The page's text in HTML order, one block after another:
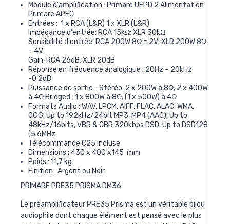
Module d'amplification : Primare UFPD 2 Alimentation:
Primare APFC
Entrées : 1 x RCA (L&R) 1 x XLR (L&R)
Impédance d'entrée: RCA 15kΩ; XLR 30kΩ
Sensibilité d'entrée: RCA 200W 8Ω = 2V; XLR 200W 8Ω
= 4V
Gain: RCA 26dB; XLR 20dB
Réponse en fréquence analogique : 20Hz – 20kHz
-0.2dB
Puissance de sortie : Stéréo: 2 x 200W à 8Ω; 2 x 400W
à 4Ω Bridged : 1 x 800W à 8Ω; (1 x 500W) à 4Ω
Formats Audio : WAV, LPCM, AIFF, FLAC, ALAC, WMA,
OGG: Up to 192kHz/24bit MP3, MP4 (AAC): Up to
48kHz/16bits, VBR & CBR 320kbps DSD: Up to DSD128
(5.6MHz
Télécommande C25 incluse
Dimensions : 430 x 400 x145 mm
Poids : 11,7 kg
Finition : Argent ou Noir
PRIMARE PRE35 PRISMA DM36
Le préamplificateur PRE35 Prisma est un véritable bijou
audiophile dont chaque élément est pensé avec le plus